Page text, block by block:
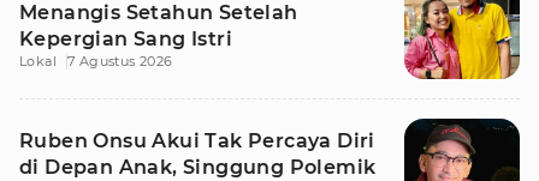
Menangis Setahun Setelah
Kepergian Sang Istri
Lokal 7 Agustus 2026
Ruben Onsu Akui Tak Percaya Diri
di Depan Anak, Singgung Polemik